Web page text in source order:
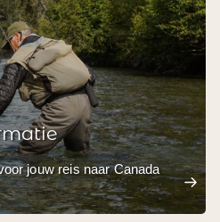
jouw reis naar Canada